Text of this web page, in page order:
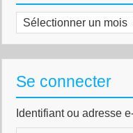
Archives
Se connecter
Identifiant ou adresse